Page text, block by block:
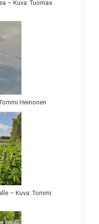
– Kuva: Tuomas
Heinonen
– Kuva: Tommi